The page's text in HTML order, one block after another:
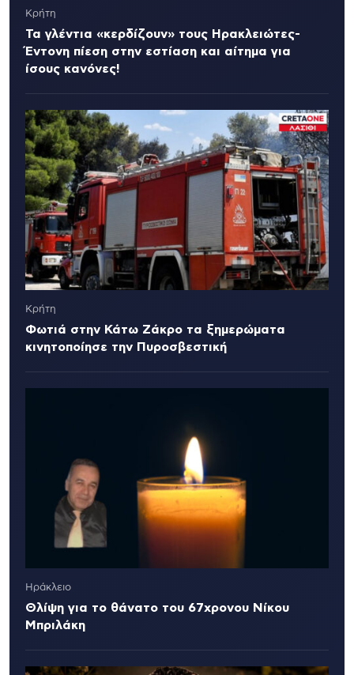
Κρήτη
Τα γλέντια «κερδίζουν» τους Ηρακλειώτες-
Έντονη πίεση στην εστίαση και αίτημα για
ίσους κανόνες!
Κρήτη
Φωτιά στην Κάτω Ζάκρο τα ξημερώματα
κινητοποίησε την Πυροσβεστική
Ηράκλειο
Θλίψη για το θάνατο του 67χρονου Νίκου
Μπριλάκη